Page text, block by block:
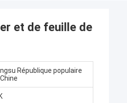
et de feuille de
République populaire